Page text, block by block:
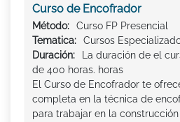
Curso de Encofrador
Método:
Curso FP Presencial
Tematica:
Cursos
Duración:
La duración de el
de 400 horas. horas
El Curso de Encofrador te
completa en la técnica de
para trabajar en la